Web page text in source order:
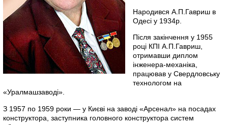
Народився А.П.Гавриш в
Одесі у 1934р.
Після закінчення у 1955
році КПІ А.П.Гавриш,
отримавши диплом
інженера-механіка,
працював у Свердловську
технологом на
«Уралмашзаводі».
З 1957 по 1959 роки — у Києві на заводі «Арсенал» на посадах
конструктора, заступника головного конструктора систем